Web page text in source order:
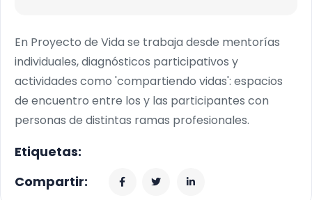
En Proyecto de Vida se trabaja desde mentorías
individuales, diagnósticos participativos y
actividades como 'compartiendo vidas': espacios
de encuentro entre los y las participantes con
personas de distintas ramas profesionales.
Etiquetas:
Compartir: